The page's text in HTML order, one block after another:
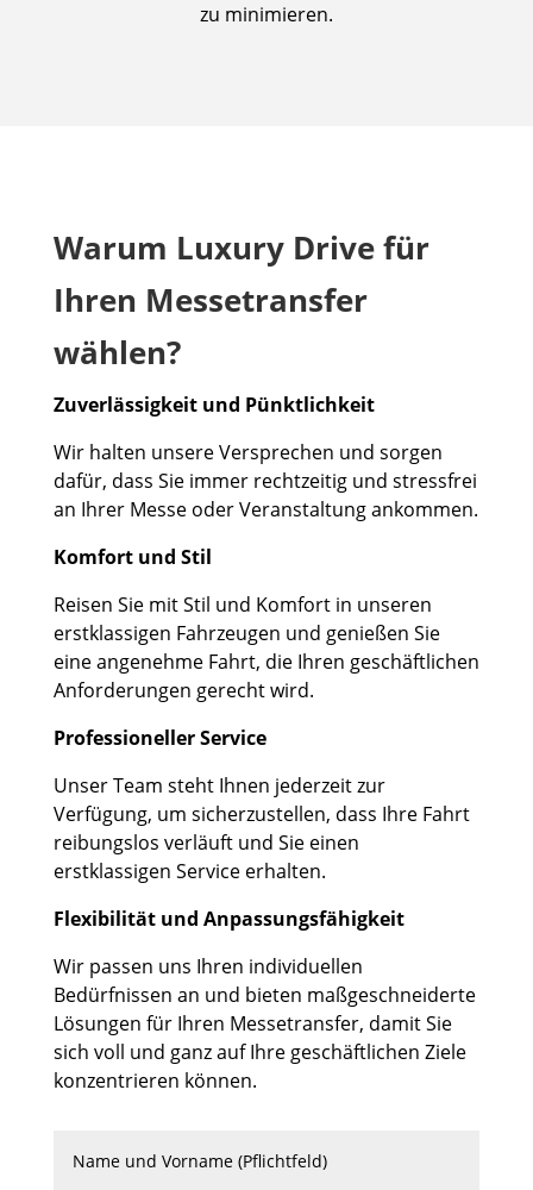
zu minimieren.
Warum Luxury Drive für
Ihren Messetransfer
wählen?
Zuverlässigkeit und Pünktlichkeit
Wir halten unsere Versprechen und sorgen
dafür, dass Sie immer rechtzeitig und stressfrei
an Ihrer Messe oder Veranstaltung ankommen.
Komfort und Stil
Reisen Sie mit Stil und Komfort in unseren
erstklassigen Fahrzeugen und genießen Sie
eine angenehme Fahrt, die Ihren geschäftlichen
Anforderungen gerecht wird.
Professioneller Service
Unser Team steht Ihnen jederzeit zur
Verfügung, um sicherzustellen, dass Ihre Fahrt
reibungslos verläuft und Sie einen
erstklassigen Service erhalten.
Flexibilität und Anpassungsfähigkeit
Wir passen uns Ihren individuellen
Bedürfnissen an und bieten maßgeschneiderte
Lösungen für Ihren Messetransfer, damit Sie
sich voll und ganz auf Ihre geschäftlichen Ziele
konzentrieren können.